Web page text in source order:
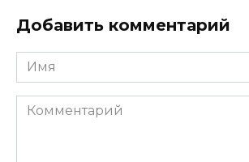
Добавить комментарий
Имя
*
Комментарий